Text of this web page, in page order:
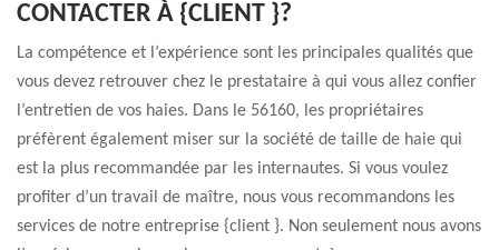
CONTACTER À {CLIENT }?
La compétence et l’expérience sont les principales qualités que
vous devez retrouver chez le prestataire à qui vous allez confier
l’entretien de vos haies. Dans le 56160, les propriétaires
préfèrent également miser sur la société de taille de haie qui
est la plus recommandée par les internautes. Si vous voulez
profiter d’un travail de maître, nous vous recommandons les
services de notre entreprise {client }. Non seulement nous avons